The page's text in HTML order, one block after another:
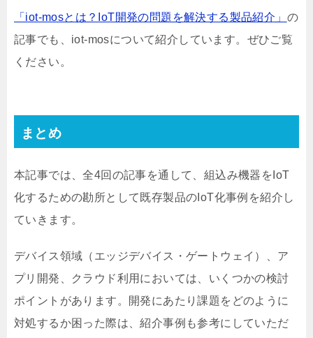
「iot-mosとは？IoT開発の問題を解決する製品紹介」 の
記事でも、iot-mosについて紹介しています。ぜひご覧
ください。
まとめ
本記事では、全4回の記事を通して、組込み機器をIoT
化するための勘所として既存製品のIoT化事例を紹介し
ていきます。
デバイス領域（エッジデバイス・ゲートウェイ）、ア
プリ開発、クラウド利用においては、いくつかの検討
ポイントがあります。開発にあたり課題をどのように
対処するか困った際は、紹介事例も参考にしていただ